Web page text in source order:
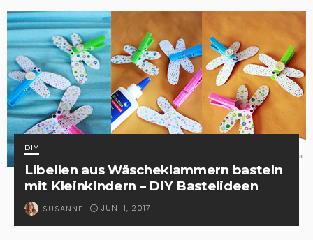
DIY
Libellen aus Wäscheklammern basteln
mit Kleinkindern – DIY Bastelideen
SUSANNE JUNI 1, 2017